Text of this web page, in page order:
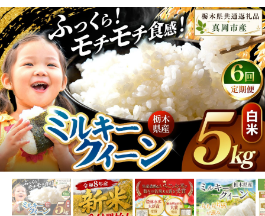
TOP 米・穀物 コシヒカリ 【定期便6回】栃木県
TOP 米・穀物 米 ミルキークイーン 【定期便6回】